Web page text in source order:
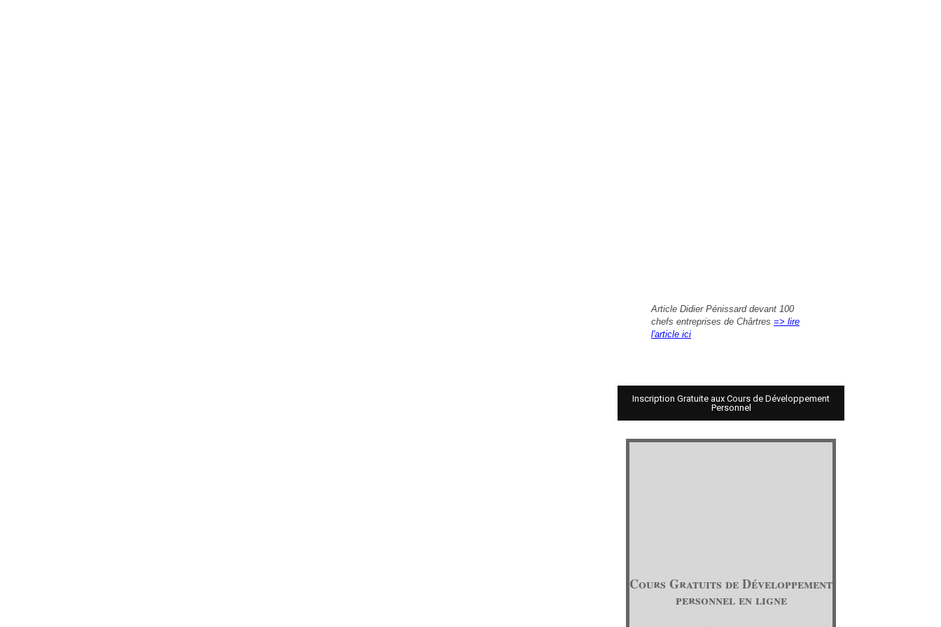
Article Didier Pénissard devant 100
chefs entreprises de Chârtres => lire
l'article ici
Inscription Gratuite aux Cours de Développement
Personnel
Cours Gratuits de Développement
personnel en ligne